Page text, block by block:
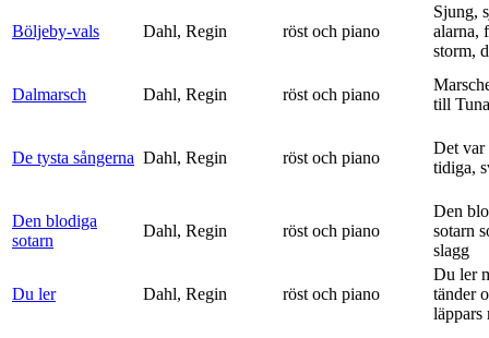
Böljeby-vals Dahl, Regin röst och piano
Sjung,
alarna,
storm,
Dalmarsch Dahl, Regin röst och piano
till Tuna
De tysta sångerna Dahl, Regin röst och piano
Det var
tidiga,
Den blodiga
sotarn
Dahl, Regin röst och piano
Den
sotarn
slagg
Du ler Dahl, Regin röst och piano
Du ler
tänder
läppars